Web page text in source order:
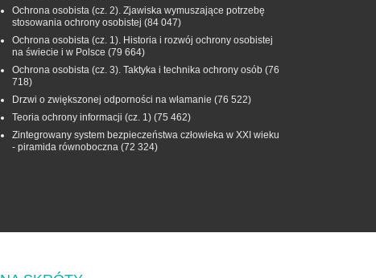
Ochrona osobista (cz. 2). Zjawiska wymuszające potrzebę
stosowania ochrony osobistej (84 047)
Ochrona osobista (cz. 1). Historia i rozwój ochrony osobistej
na świecie i w Polsce (79 664)
Ochrona osobista (cz. 3). Taktyka i technika ochrony osób (76
718)
Drzwi o zwiększonej odporności na włamanie (76 522)
Teoria ochrony informacji (cz. 1) (75 462)
Zintegrowany system bezpieczeństwa człowieka w XXI wieku
- piramida równoboczna (72 324)